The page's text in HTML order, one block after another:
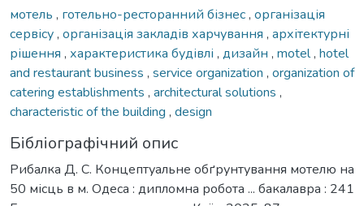
мотель , готельно-ресторанний бізнес, організація
сервісу, організація закладів харчування , архітектурні
рішення , характеристика будівлі , дизайн , motel, hotel
and restaurant business , service organization , organization of
catering establishments , architectural solutions ,
characteristic of the building , design
Бібліографічний опис
Рибалка Д. С. Концептуальне обґрунтування мотелю на
50 місць в м. Одеса : дипломна робота ... бакалавра : 241